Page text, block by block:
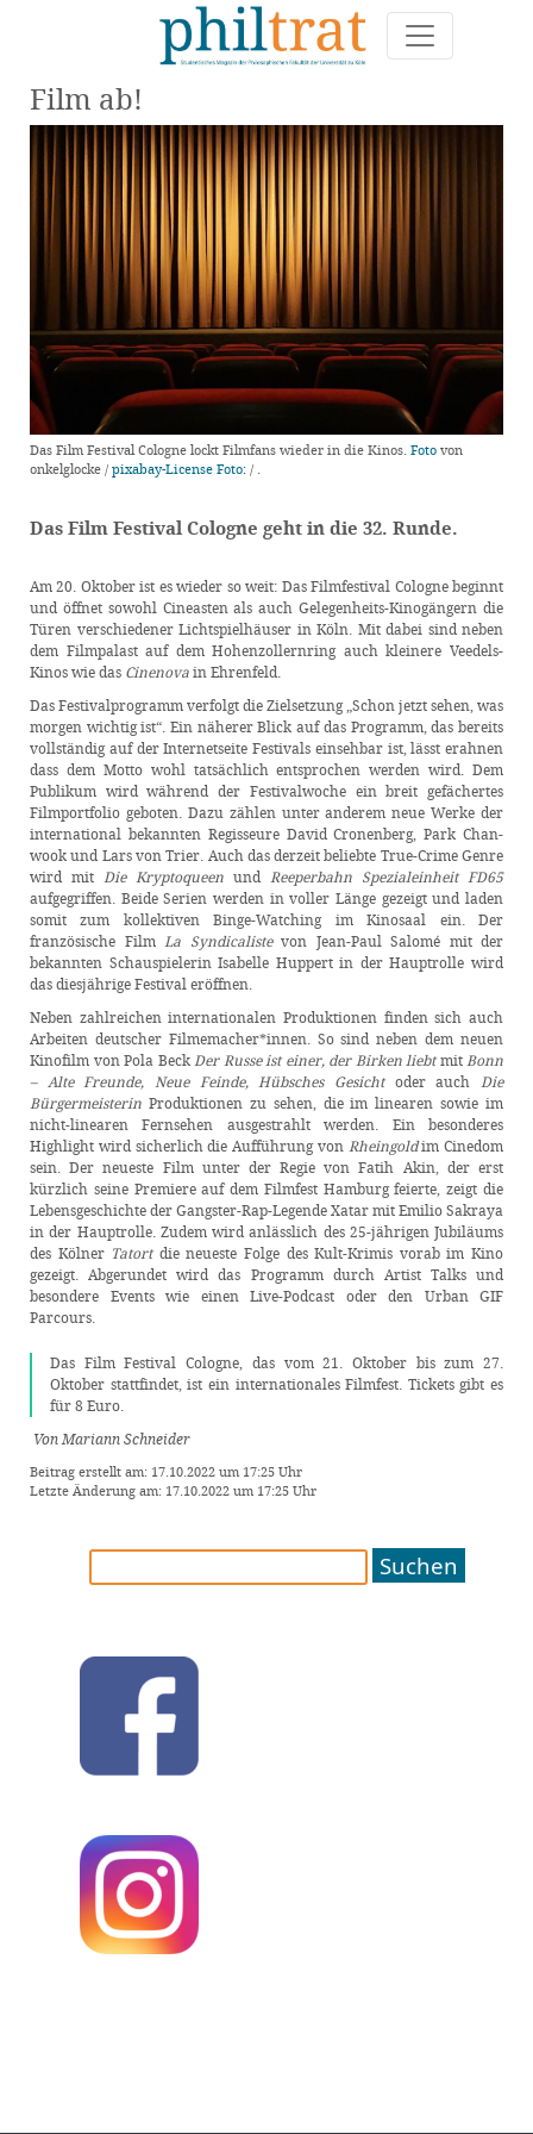
Film ab!
Das Film Festival Cologne lockt Filmfans wieder in die Kinos. Foto von
onkelglocke / pixabay-License Foto: / .
Das Film Festival Cologne geht in die 32. Runde.
Am 20. Oktober ist es wieder so weit: Das Filmfestival Cologne beginnt
und öffnet sowohl Cineasten als auch Gelegenheits-Kinogängern die
Türen verschiedener Lichtspielhäuser in Köln. Mit dabei sind neben
dem Filmpalast auf dem Hohenzollernring auch kleinere Veedels-
Kinos wie das Cinenovain Ehrenfeld.
Das Festivalprogramm verfolgt die Zielsetzung „Schon jetzt sehen, was
morgen wichtig ist“. Ein näherer Blick auf das Programm, das bereits
vollständig auf der Internetseite Festivals einsehbar ist, lässt erahnen
dass dem Motto wohl tatsächlich entsprochen werden wird. Dem
Publikum wird während der Festivalwoche ein breit gefächertes
Filmportfolio geboten. Dazu zählen unter anderem neue Werke der
international bekannten Regisseure David Cronenberg, Park Chan-
wook und Lars von Trier. Auch das derzeit beliebte True-Crime Genre
wird mit Die Kryptoqueen und Reeperbahn Spezialeinheit FD65
aufgegriffen. Beide Serien werden in voller Länge gezeigt und laden
somit zum kollektiven Binge-Watching im Kinosaal ein. Der
französische Film La Syndicalistevon Jean-Paul Salomé mit der
bekannten Schauspielerin Isabelle Huppert in der Hauptrolle wird
das diesjährige Festival eröffnen.
Neben zahlreichen internationalen Produktionen finden sich auch
Arbeiten deutscher Filmemacher*innen. So sind neben dem neuen
Kinofilm von Pola BeckDer Russe ist einer, der Birken liebtmitBonn
– Alte Freunde, Neue Feinde, Hübsches Gesichtoder auch Die
Bürgermeisterin Produktionen zu sehen, die im linearen sowie im
nicht-linearen Fernsehen ausgestrahlt werden. Ein besonderes
Highlight wird sicherlich die Aufführung von Rheingoldim Cinedom
sein. Der neueste Film unter der Regie von Fatih Akin, der erst
kürzlich seine Premiere auf dem Filmfest Hamburg feierte, zeigt die
Lebensgeschichte der Gangster-Rap-Legende Xatar mit Emilio Sakraya
in der Hauptrolle. Zudem wird anlässlich des 25-jährigen Jubiläums
des Kölner Tatortdie neueste Folge des Kult-Krimis vorab im Kino
gezeigt. Abgerundet wird das Programm durch Artist Talks und
besondere Events wie einen Live-Podcast oder den Urban GIF
Parcours.
Das Film Festival Cologne, das vom 21. Oktober bis zum 27.
Oktober stattfindet, ist ein internationales Filmfest. Tickets gibt es
für 8 Euro.
Von Mariann Schneider
Beitrag erstellt am: 17.10.2022 um 17:25 Uhr
Letzte Änderung am: 17.10.2022 um 17:25 Uhr